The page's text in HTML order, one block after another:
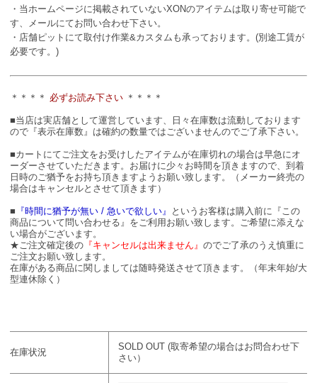
・当ホームページに掲載されていないXONのアイテムは取り寄せ可能で
す、メールにてお問い合わせ下さい。
・店舗ピットにて取付け作業&カスタムも承っております。(別途工賃が
必要です。)
＊＊＊＊ 必ずお読み下さい ＊＊＊＊
■当店は実店舗として運営しています、日々在庫数は流動しております
ので『表示在庫数』は確約の数量ではございませんのでご了承下さい。
■カートにてご注文をお受けしたアイテムが在庫切れの場合は早急にオ
ーダーさせていただきます。お届けに少々お時間を頂きますので、到着
日時のご猶予をお持ち頂きますようお願い致します。（メーカー終売の
場合はキャンセルとさせて頂きます）
■ 『時間に猶予が無い / 急いで欲しい』
というお客様は購入前に『この
商品について問い合わせる』をご利用お願い致します。ご希望に添えな
い場合がございます。
★ご注文確定後の 『キャンセルは出来ません』 のでご了承のうえ慎重に
ご注文お願い致します。
在庫がある商品に関しましては随時発送させて頂きます。（年末年始/大
型連休除く）
在庫状況
SOLD OUT (取寄希望の場合はお問合わせ下
さい）